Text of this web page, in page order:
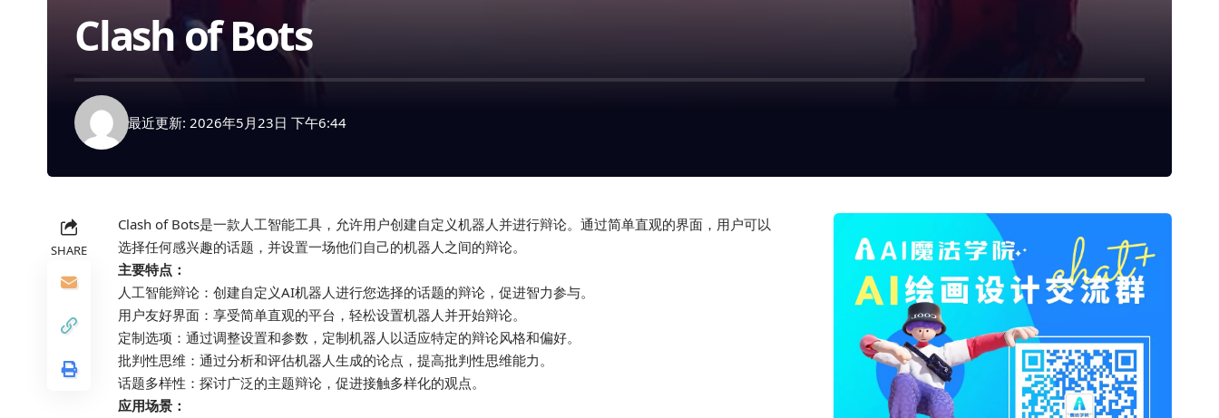
Clash of Bots
最近更新: 2026年5月23日 下午6:44
SHARE
Clash of Bots是一款人工智能工具，允许用户创建自定义机器人并进行辩论。通过简单直观的界面，用户可以
选择任何感兴趣的话题，并设置一场他们自己的机器人之间的辩论。
主要特点：
人工智能辩论：创建自定义AI机器人进行您选择的话题的辩论，促进智力参与。
用户友好界面：享受简单直观的平台，轻松设置机器人并开始辩论。
定制选项：通过调整设置和参数，定制机器人以适应特定的辩论风格和偏好。
批判性思维：通过分析和评估机器人生成的论点，提高批判性思维能力。
话题多样性：探讨广泛的主题辩论，促进接触多样化的观点。
应用场景：